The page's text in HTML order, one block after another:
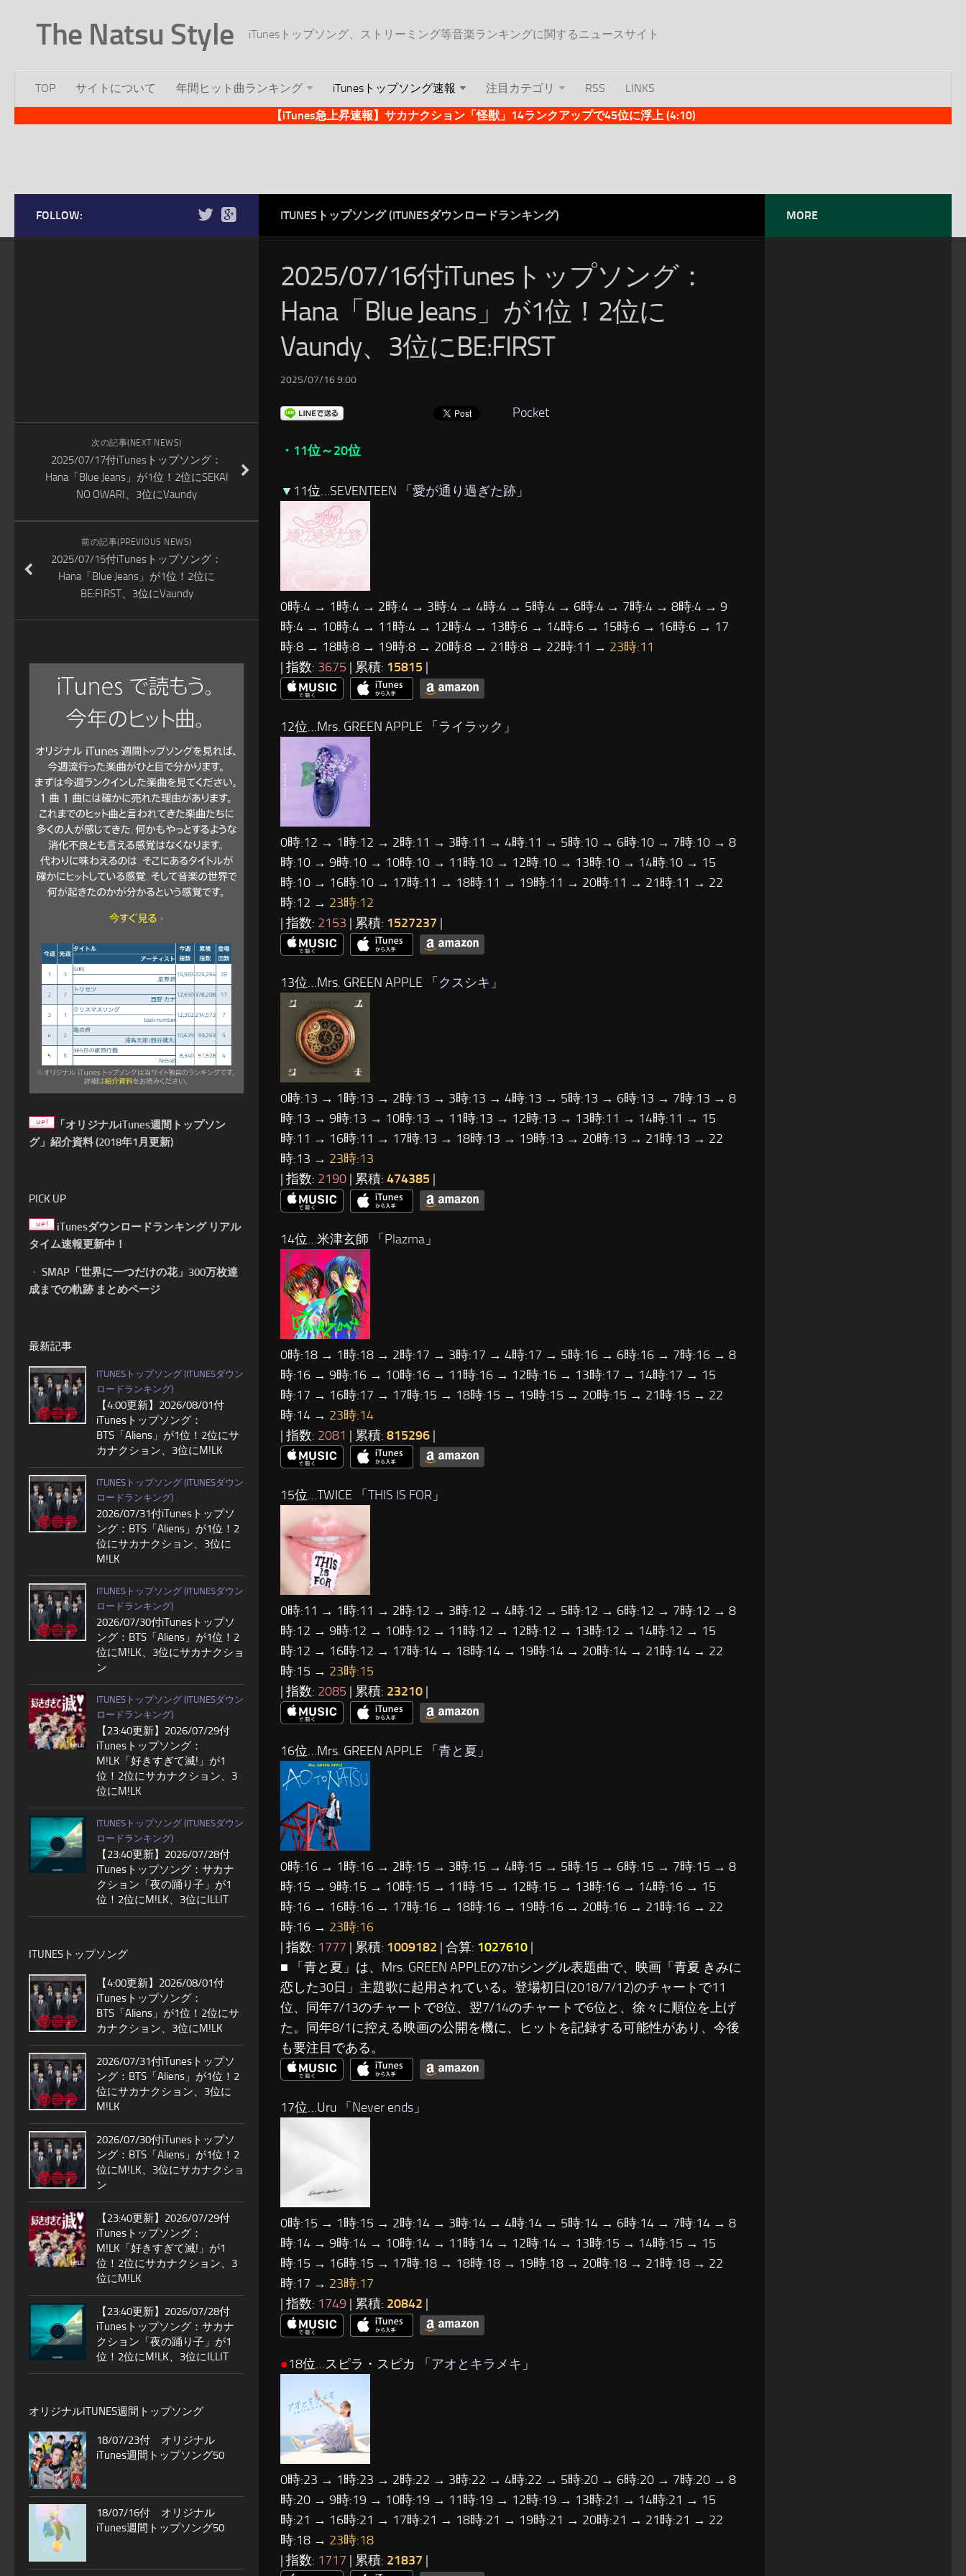
The Natsu Style iTunesトップソング、ストリーミング等音楽ランキングに関するニュースサイト
TOP サイトについて 年間ヒット曲ランキング iTunesトップソング速報 注目カテゴリ RSS
LINKS
【iTunes急上昇速報】サカナクション「怪獣」14ランクアップで45位に浮上 (4:10)
ITUNESトップソング (ITUNESダウンロードランキング)
2025/07/16付iTunesトップソング：
Hana「Blue Jeans」が1位！2位に
Vaundy、3位にBE:FIRST
2025/07/16 9:00
Pocket
・11位～20位
▼ 11位…SEVENTEEN 「 愛が通り過ぎた跡 」
0時:4 → 1時:4 → 2時:4 → 3時:4 → 4時:4 → 5時:4 → 6時:4 → 7時:4 → 8時:4 → 9
時:4 → 10時:4 → 11時:4 → 12時:4 → 13時:6 → 14時:6 → 15時:6 → 16時:6 → 17
時:8 → 18時:8 → 19時:8 → 20時:8 → 21時:8 → 22時:11 → 23時:11
| 指数: 3675 | 累積: 15815 |
12位…Mrs. GREEN APPLE 「 ライラック 」
0時:12 → 1時:12 → 2時:11 → 3時:11 → 4時:11 → 5時:10 → 6時:10 → 7時:10 → 8
時:10 → 9時:10 → 10時:10 → 11時:10 → 12時:10 → 13時:10 → 14時:10 → 15
時:10 → 16時:10 → 17時:11 → 18時:11 → 19時:11 → 20時:11 → 21時:11 → 22
時:12 → 23時:12
| 指数: 2153 | 累積: 1527237 |
13位…Mrs. GREEN APPLE 「 クスシキ 」
0時:13 → 1時:13 → 2時:13 → 3時:13 → 4時:13 → 5時:13 → 6時:13 → 7時:13 → 8
時:13 → 9時:13 → 10時:13 → 11時:13 → 12時:13 → 13時:11 → 14時:11 → 15
時:11 → 16時:11 → 17時:13 → 18時:13 → 19時:13 → 20時:13 → 21時:13 → 22
時:13 → 23時:13
| 指数: 2190 | 累積: 474385 |
14位…米津玄師 「Plazma 」
0時:18 → 1時:18 → 2時:17 → 3時:17 → 4時:17 → 5時:16 → 6時:16 → 7時:16 → 8
時:16 → 9時:16 → 10時:16 → 11時:16 → 12時:16 → 13時:17 → 14時:17 → 15
時:17 → 16時:17 → 17時:15 → 18時:15 → 19時:15 → 20時:15 → 21時:15 → 22
時:14 → 23時:14
| 指数: 2081 | 累積: 815296 |
15位…TWICE 「 THIS IS FOR 」
0時:11 → 1時:11 → 2時:12 → 3時:12 → 4時:12 → 5時:12 → 6時:12 → 7時:12 → 8
時:12 → 9時:12 → 10時:12 → 11時:12 → 12時:12 → 13時:12 → 14時:12 → 15
時:12 → 16時:12 → 17時:14 → 18時:14 → 19時:14 → 20時:14 → 21時:14 → 22
時:15 → 23時:15
| 指数: 2085 | 累積: 23210 |
16位…Mrs. GREEN APPLE 「 青と夏 」
0時:16 → 1時:16 → 2時:15 → 3時:15 → 4時:15 → 5時:15 → 6時:15 → 7時:15 → 8
時:15 → 9時:15 → 10時:15 → 11時:15 → 12時:15 → 13時:16 → 14時:16 → 15
時:16 → 16時:16 → 17時:16 → 18時:16 → 19時:16 → 20時:16 → 21時:16 → 22
時:16 → 23時:16
| 指数: 1777 | 累積: 1009182 | 合算: 1027610 |
■ 「青と夏」は、Mrs. GREEN APPLEの7thシングル表題曲で、映画「青夏 きみに
恋した30日」主題歌に起用されている。登場初日(2018/7/12)のチャートで11
位、同年7/13のチャートで8位、翌7/14のチャートで6位と、徐々に順位を上げ
た。同年8/1に控える映画の公開を機に、ヒットを記録する可能性があり、今後
も要注目である。
17位…Uru 「 Never ends 」
0時:15 → 1時:15 → 2時:14 → 3時:14 → 4時:14 → 5時:14 → 6時:14 → 7時:14 → 8
時:14 → 9時:14 → 10時:14 → 11時:14 → 12時:14 → 13時:15 → 14時:15 → 15
時:15 → 16時:15 → 17時:18 → 18時:18 → 19時:18 → 20時:18 → 21時:18 → 22
時:17 → 23時:17
| 指数: 1749 | 累積: 20842 |
●18位…スピラ・スピカ 「アオとキラメキ 」
0時:23 → 1時:23 → 2時:22 → 3時:22 → 4時:22 → 5時:20 → 6時:20 → 7時:20 → 8
時:20 → 9時:19 → 10時:19 → 11時:19 → 12時:19 → 13時:21 → 14時:21 → 15
時:21 → 16時:21 → 17時:21 → 18時:21 → 19時:21 → 20時:21 → 21時:21 → 22
時:18 → 23時:18
| 指数: 1717 | 累積: 21837 |
FOLLOW:
次の記事(NEXT NEWS)
2025/07/17付iTunesトップソング：
Hana「Blue Jeans」が1位！2位にSEKAI
NO OWARI、3位にVaundy
前の記事(PREVIOUS NEWS)
2025/07/15付iTunesトップソング：
Hana「Blue Jeans」が1位！2位に
BE:FIRST、3位にVaundy
「オリジナルiTunes週間トップソン
グ」紹介資料 (2018年1月更新)
PICK UP
iTunesダウンロードランキング リアル
タイム速報更新中！
・ SMAP「世界に一つだけの花」300万枚達
成までの軌跡 まとめページ
最新記事
ITUNESトップソング (ITUNESダウン
ロードランキング)
【4:00更新】2026/08/01付
iTunesトップソング：
BTS「Aliens」が1位！2位にサ
カナクション、3位にM!LK
ITUNESトップソング (ITUNESダウン
ロードランキング)
2026/07/31付iTunesトップソ
ング：BTS「Aliens」が1位！2
位にサカナクション、3位に
M!LK
ITUNESトップソング (ITUNESダウン
ロードランキング)
2026/07/30付iTunesトップソ
ング：BTS「Aliens」が1位！2
位にM!LK、3位にサカナクショ
ン
ITUNESトップソング (ITUNESダウン
ロードランキング)
【23:40更新】2026/07/29付
iTunesトップソング：
M!LK「好きすぎて滅!」が1
位！2位にサカナクション、3
位にM!LK
ITUNESトップソング (ITUNESダウン
ロードランキング)
【23:40更新】2026/07/28付
iTunesトップソング：サカナ
クション「夜の踊り子」が1
位！2位にM!LK、3位にILLIT
ITUNESトップソング
【4:00更新】2026/08/01付
iTunesトップソング：
BTS「Aliens」が1位！2位にサ
カナクション、3位にM!LK
2026/07/31付iTunesトップソ
ング：BTS「Aliens」が1位！2
位にサカナクション、3位に
M!LK
2026/07/30付iTunesトップソ
ング：BTS「Aliens」が1位！2
位にM!LK、3位にサカナクショ
ン
【23:40更新】2026/07/29付
iTunesトップソング：
M!LK「好きすぎて滅!」が1
位！2位にサカナクション、3
位にM!LK
【23:40更新】2026/07/28付
iTunesトップソング：サカナ
クション「夜の踊り子」が1
位！2位にM!LK、3位にILLIT
オリジナルITUNES週間トップソング
18/07/23付 オリジナル
iTunes週間トップソング50
18/07/16付 オリジナル
iTunes週間トップソング50
MORE